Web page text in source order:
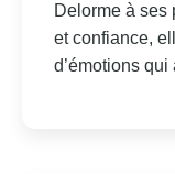
Delorme à ses
et confiance,
d’émotions